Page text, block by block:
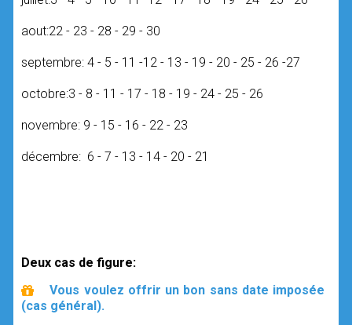
aout:22 - 23 - 28 - 29 - 30
septembre: 4 - 5 - 11 -12 - 13 - 19 - 20 - 25 - 26 -27
octobre:3 - 8 - 11 - 17 - 18 - 19 - 24 - 25 - 26
novembre: 9 - 15 - 16 - 22 - 23
décembre: 6 - 7 - 13 - 14 - 20 - 21
Deux cas de figure:
Vous voulez offrir un bon sans date imposée
(cas général).